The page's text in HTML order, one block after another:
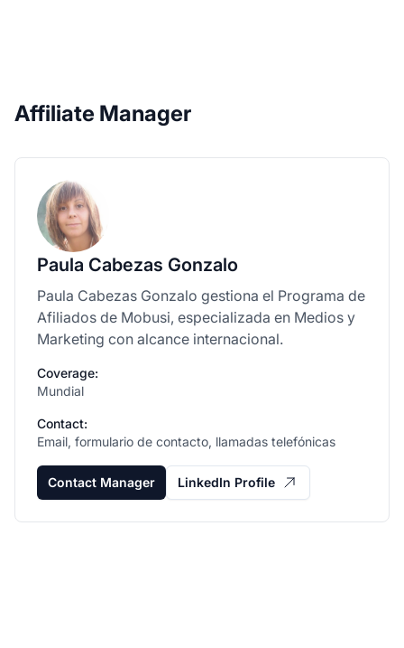
Affiliate Manager
Paula Cabezas Gonzalo
Paula Cabezas Gonzalo gestiona el Programa de
Afiliados de Mobusi, especializada en Medios y
Marketing con alcance internacional.
Coverage:
Mundial
Contact:
Email, formulario de contacto, llamadas telefónicas
Contact Manager LinkedIn Profile